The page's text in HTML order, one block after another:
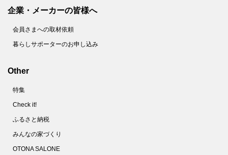
企業・メーカーの皆様へ
会員さまへの取材依頼
暮らしサポーターのお申し込み
Other
特集
Check it!
ふるさと納税
みんなの家づくり
OTONA SALONE